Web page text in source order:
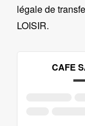
légale de
LOISIR.
CAFE